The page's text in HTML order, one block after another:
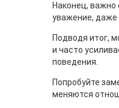
Наконец, важно
уважение, даже
Подводя итог,
и часто
поведения.
Попробуйте
меняются
В Чем
Поощрения?
Метод
детей
мотивацию и
Узнайте, как